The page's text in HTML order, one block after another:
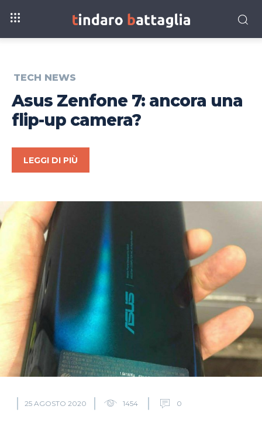
TECH NEWS
Asus Zenfone 7: ancora una
flip-up camera?
LEGGI DI PIÙ
25 AGOSTO 2020 1454 0